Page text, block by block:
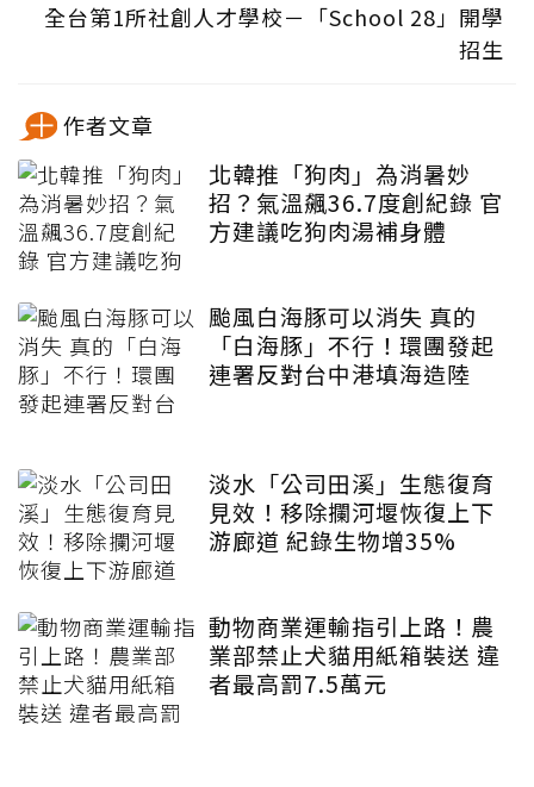
全台第1所社創人才學校－「School 28」開學
招生
作者文章
北韓推「狗肉」為消暑妙
招？氣溫飆36.7度創紀錄 官
方建議吃狗肉湯補身體
颱風白海豚可以消失 真的
「白海豚」不行！環團發起
連署反對台中港填海造陸
淡水「公司田溪」生態復育
見效！移除攔河堰恢復上下
游廊道 紀錄生物增35%
動物商業運輸指引上路！農
業部禁止犬貓用紙箱裝送 違
者最高罰7.5萬元